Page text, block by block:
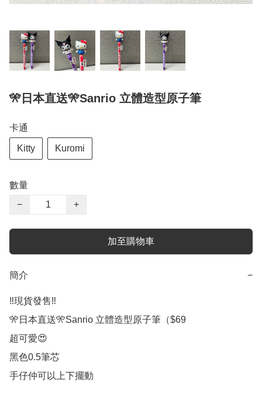
🎌日本直送🎌Sanrio 立體造型原子筆
卡通
Kitty Kuromi
數量
−
+
加至購物車
簡介 −
‼️現貨發售‼️
🎌日本直送🎌Sanrio 立體造型原子筆（$69
超可愛😍
黑色0.5筆芯
手仔仲可以上下擺動